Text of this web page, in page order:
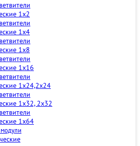
1x2
1x4
1x8
1x16
1x24,2x24
1x32, 2x32
1x64